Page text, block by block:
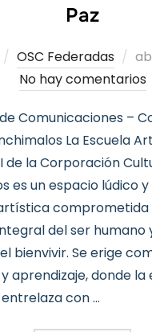
Paz
OSC Federadas
el
No hay comentarios
Comunicaciones –
La Escuela
de la Corporación
es un espacio lúdico
comprometida
del ser humano
bienvivir. Se erige
aprendizaje, donde la
con …